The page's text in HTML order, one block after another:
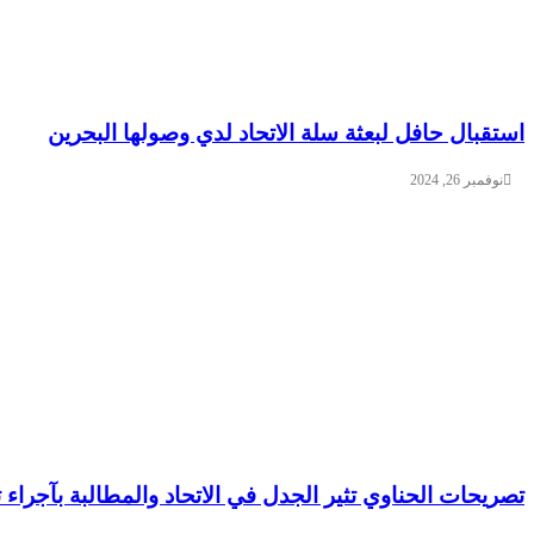
استقبال حافل لبعثة سلة الاتحاد لدي وصولها البحرين
نوفمبر 26, 2024
تصريحات الحناوي تثير الجدل في الاتحاد والمطالبة